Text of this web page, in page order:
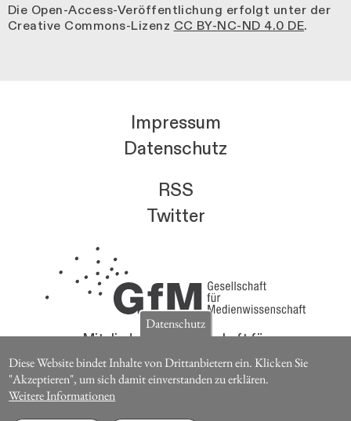
Die Open-Access-Veröffentlichung erfolgt unter der
Creative Commons-Lizenz CC BY-NC-ND 4.0 DE.
Impressum
Datenschutz
RSS
Twitter
Mitglieder der Gesellschaft für
Medienwissenschaft erhalten die Zeitschrift für
Medienwissenschaft kostenlos.
Jetzt Mitglied werden
Datenschutz
Diese Website bindet Inhalte von Drittanbietern ein. Klicken Sie
"Akzeptieren", um sich damit einverstanden zu erklären.
Weitere Informationen